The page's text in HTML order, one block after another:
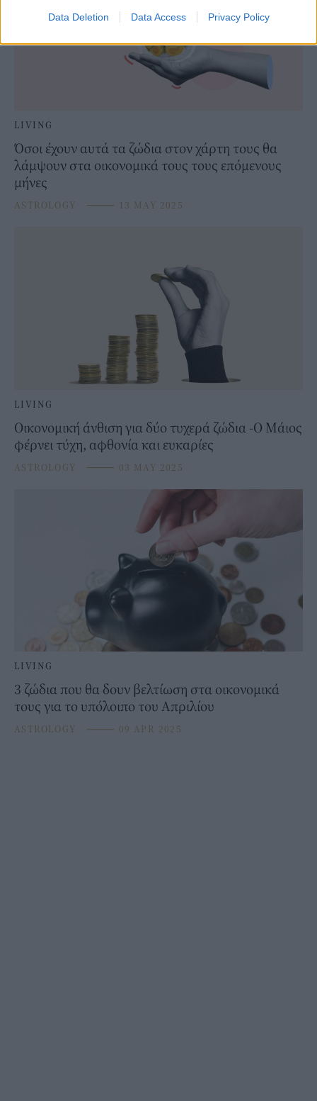
Data Deletion Data Access Privacy Policy
LIVING
Όσοι έχουν αυτά τα ζώδια στον χάρτη τους θα
λάμψουν στα οικονομικά τους τους επόμενους
μήνες
ASTROLOGY ⸻ 13 MAY 2025
LIVING
Οικονομική άνθιση για δύο τυχερά ζώδια -Ο Μάιος
φέρνει τύχη, αφθονία και ευκαρίες
ASTROLOGY ⸻ 03 MAY 2025
LIVING
3 ζώδια που θα δουν βελτίωση στα οικονομικά
τους για το υπόλοιπο του Απριλίου
ASTROLOGY ⸻ 09 APR 2025